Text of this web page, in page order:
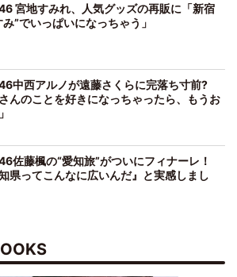
宮地すみれ、人気グッズの再販に「新宿
”でいっぱいになっちゃう」
中西アルノが遠藤さくらに完落ち寸前?
さんのことを好きになっちゃったら、もうお
佐藤楓の“愛知旅”がついにフィナーレ！
知県ってこんなに広いんだ』と実感しまし